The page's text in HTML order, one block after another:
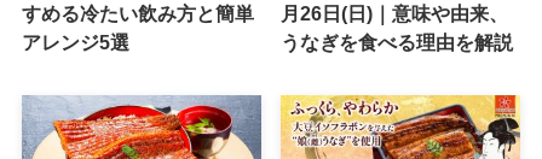
すめる冷たい飲み方と簡単
アレンジ5選
月26日(日)｜意味や由来、
うなぎを食べる理由を解説